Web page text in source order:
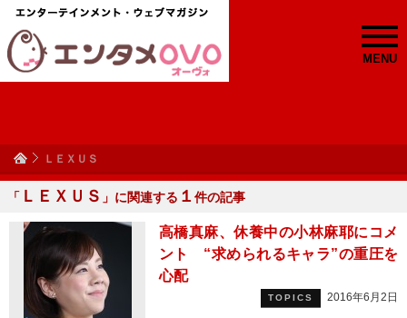
MENU
ＬＥＸＵＳ
「 ＬＥＸＵＳ 」に関連する １ 件の記事
高橋真麻、休養中の小林麻耶にコメ
ント “求められるキャラ”の重圧を
心配
TOPICS 2016年6月2日